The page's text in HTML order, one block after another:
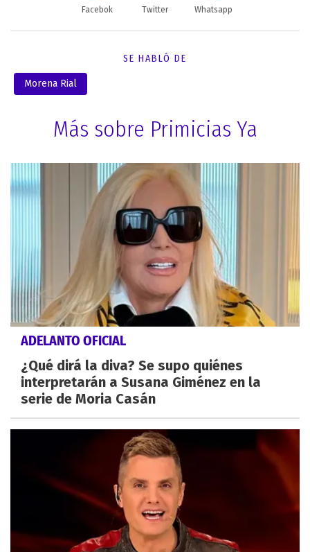
Facebok Twitter Whatsapp
SE HABLÓ DE
Morena Rial
Más sobre Primicias Ya
ADELANTO OFICIAL
¿Qué dirá la diva? Se supo quiénes
interpretarán a Susana Giménez en la
serie de Moria Casán